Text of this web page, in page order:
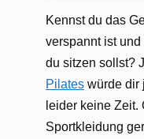
Kennst du das
verspannt ist
du sitzen sollst?
Pilates würde dir
leider keine
Sportkleidung